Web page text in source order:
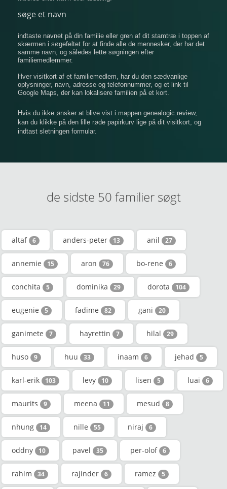
søge et navn
indtaste navnet på din familie eller gren af ​​dit stamtræ i toppen af
​​skærmen i søgefeltet for at finde alle de mennesker, der har det
samme navn, og således lette søgningen efter
familiemedlemmer.
Hver visitkort af et familiemedlem, har du den sædvanlige
oplysninger, navn, adresse og telefonnummer, og et link til
Google Maps, der kan lokalisere familien på et kort.
Hvis du ikke ønsker at blive vist i mappen genealogic.review,
kan du klikke på den lille røde papirkurv lige på dit visitkort, og
indtast sletningen formular.
de sidste 50 familier søgt
altaf 6 anders-peter 13 anil 27
annemie 15 aron 76 bo-rene 6
conchita 5 dominika 29 dorota 104
eugenie 5 fadime 82 gani 20
ganimete 7 hayrettin 7 hilal 29
huso 9 huu 33 inaam 6 jehad 5
karl-erik 103 levy 10 lisen 5 luai 6
maurits 9 meena 11 mesud 8
nhung 14 nille 55 niraj 6
oddny 10 pavel 35 per-olof 6
rahim 34 rajinder 6 ramez 5